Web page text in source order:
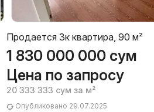
Продается 3к квартира, 90 м²
1 830 000 000 сум
Цена по запросу
20 333 333 сум за м²
Опубликовано 29.07.2025